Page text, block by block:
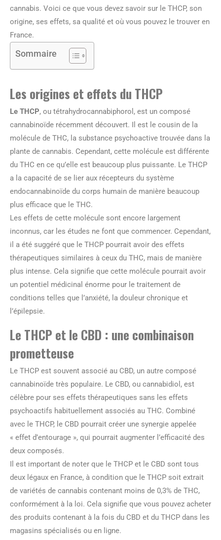
cannabis. Voici ce que vous devez savoir sur le THCP, son
origine, ses effets, sa qualité et où vous pouvez le trouver en
France.
Sommaire
Les origines et effets du THCP
Le THCP, ou tétrahydrocannabiphorol, est un composé
cannabinoïde récemment découvert. Il est le cousin de la
molécule de THC, la substance psychoactive trouvée dans la
plante de cannabis. Cependant, cette molécule est différente
du THC en ce qu’elle est beaucoup plus puissante. Le THCP
a la capacité de se lier aux récepteurs du système
endocannabinoïde du corps humain de manière beaucoup
plus efficace que le THC.
Les effets de cette molécule sont encore largement
inconnus, car les études ne font que commencer. Cependant,
il a été suggéré que le THCP pourrait avoir des effets
thérapeutiques similaires à ceux du THC, mais de manière
plus intense. Cela signifie que cette molécule pourrait avoir
un potentiel médicinal énorme pour le traitement de
conditions telles que l’anxiété, la douleur chronique et
l’épilepsie.
Le THCP et le CBD : une combinaison
prometteuse
Le THCP est souvent associé au CBD, un autre composé
cannabinoïde très populaire. Le CBD, ou cannabidiol, est
célèbre pour ses effets thérapeutiques sans les effets
psychoactifs habituellement associés au THC. Combiné
avec le THCP, le CBD pourrait créer une synergie appelée
« effet d’entourage », qui pourrait augmenter l’efficacité des
deux composés.
Il est important de noter que le THCP et le CBD sont tous
deux légaux en France, à condition que le THCP soit extrait
de variétés de cannabis contenant moins de 0,3% de THC,
conformément à la loi. Cela signifie que vous pouvez acheter
des produits contenant à la fois du CBD et du THCP dans les
magasins spécialisés ou en ligne.